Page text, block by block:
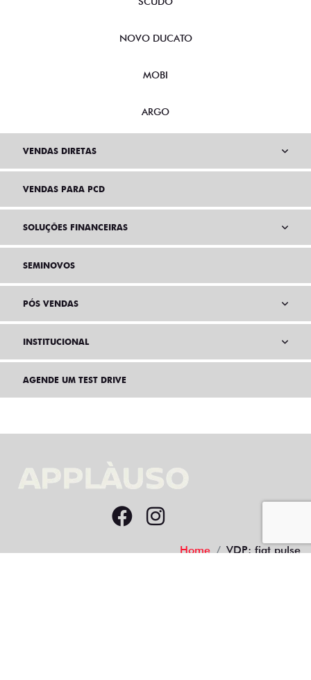
NOVO DUCATO
MOBI
ARGO
VENDAS DIRETAS
VENDAS PARA PCD
SOLUÇÕES FINANCEIRAS
SEMINOVOS
PÓS VENDAS
INSTITUCIONAL
AGENDE UM TEST DRIVE
Home VDP: fiat pulse